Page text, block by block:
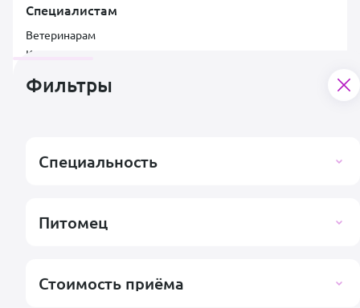
Фильтры
Специальность
Питомец
Стоимость приёма
Специалистам
Ветеринарам
Клиникам
Лицензионный договор
Заявка на подключение клиники
Контакты